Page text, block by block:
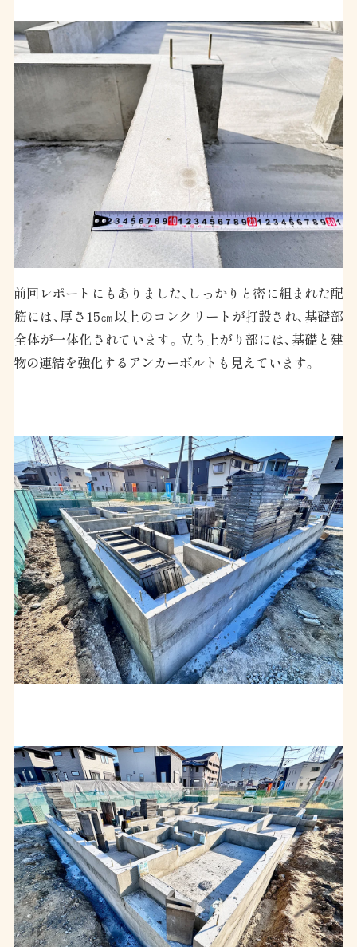
前回レポートにもありました、しっかりと密に組まれた配
筋には、厚さ15㎝以上のコンクリートが打設され、基礎部
全体が一体化されています。 立ち上がり部には、基礎と建
物の連結を強化するアンカーボルトも見えています。